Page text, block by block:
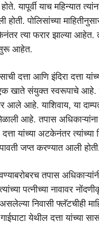
यापूर्वी याच महिन्यात
पोलिसांच्या
त्या फरार झाल्या आहेत.
सुरू आहेत.
दत्ता आणि इंदिरा दत्ता
खाते संयुक्त स्वरूपाचे आहे.
आले आहे. याशिवाय, या
आहे. तपास
यांच्या अटकेनंतर
जप्त करण्यात आली
तपास
पत्नीच्या नावावर
असलेल्या निवासी फ्लॅटचीही
येथील दत्ता यांच्या